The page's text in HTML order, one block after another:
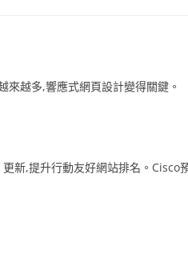
越多,響應式網頁設計變得關鍵。
,提升行動友好網站排名。Cisco